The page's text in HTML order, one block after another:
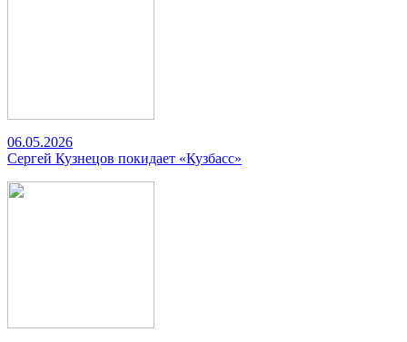
06.05.2026
Сергей Кузнецов покидает «Кузбасс»